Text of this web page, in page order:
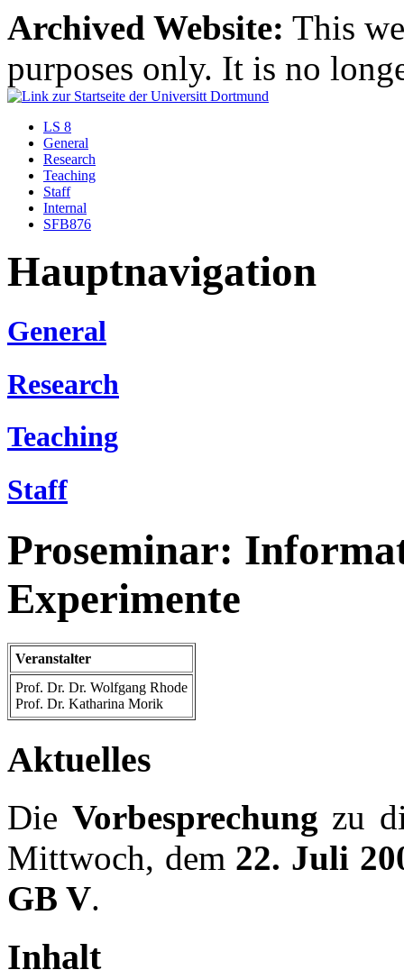
Archived Website: This
purposes only. It is no
LS 8
General
Research
Teaching
Staff
Internal
SFB876
Hauptnavigation
General
Research
Teaching
Staff
Proseminar:
Experimente
Veranstalter
Prof. Dr. Dr. Wolfgang Rhode
Prof. Dr. Katharina Morik
Aktuelles
Die Vorbesprechung zu
Mittwoch, dem 22. Juli
GB V.
Inhalt